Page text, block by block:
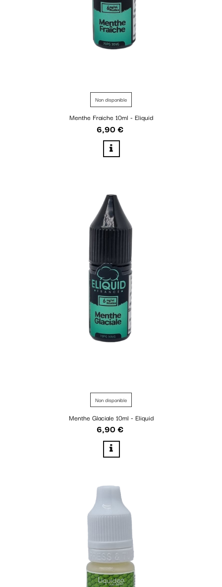
Non disponible
Menthe Fraiche 10ml - Eliquid
Prix
6,90 €
Non disponible
Menthe Glaciale 10ml - Eliquid
Prix
6,90 €